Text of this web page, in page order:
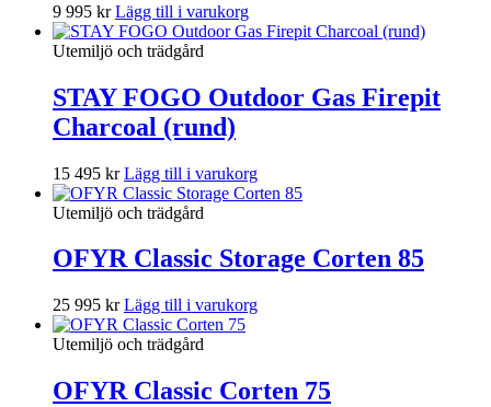
9 995 kr Lägg till i varukorg
Utemiljö och trädgård
STAY FOGO Outdoor Gas Firepit
Charcoal (rund)
15 495 kr Lägg till i varukorg
Utemiljö och trädgård
OFYR Classic Storage Corten 85
25 995 kr Lägg till i varukorg
Utemiljö och trädgård
OFYR Classic Corten 75